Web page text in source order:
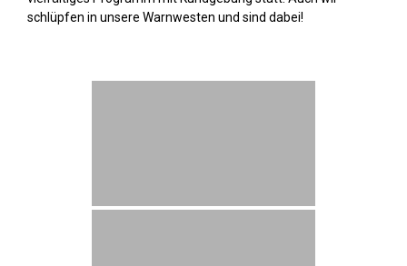
schlüpfen in unsere Warnwesten und sind dabei!